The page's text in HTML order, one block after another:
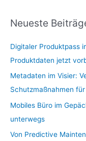
Neueste
Digitaler Produktpass
Produktdaten jetzt
Metadaten im Visier:
Schutzmaßnahmen
Mobiles Büro im
unterwegs
Von Predictive